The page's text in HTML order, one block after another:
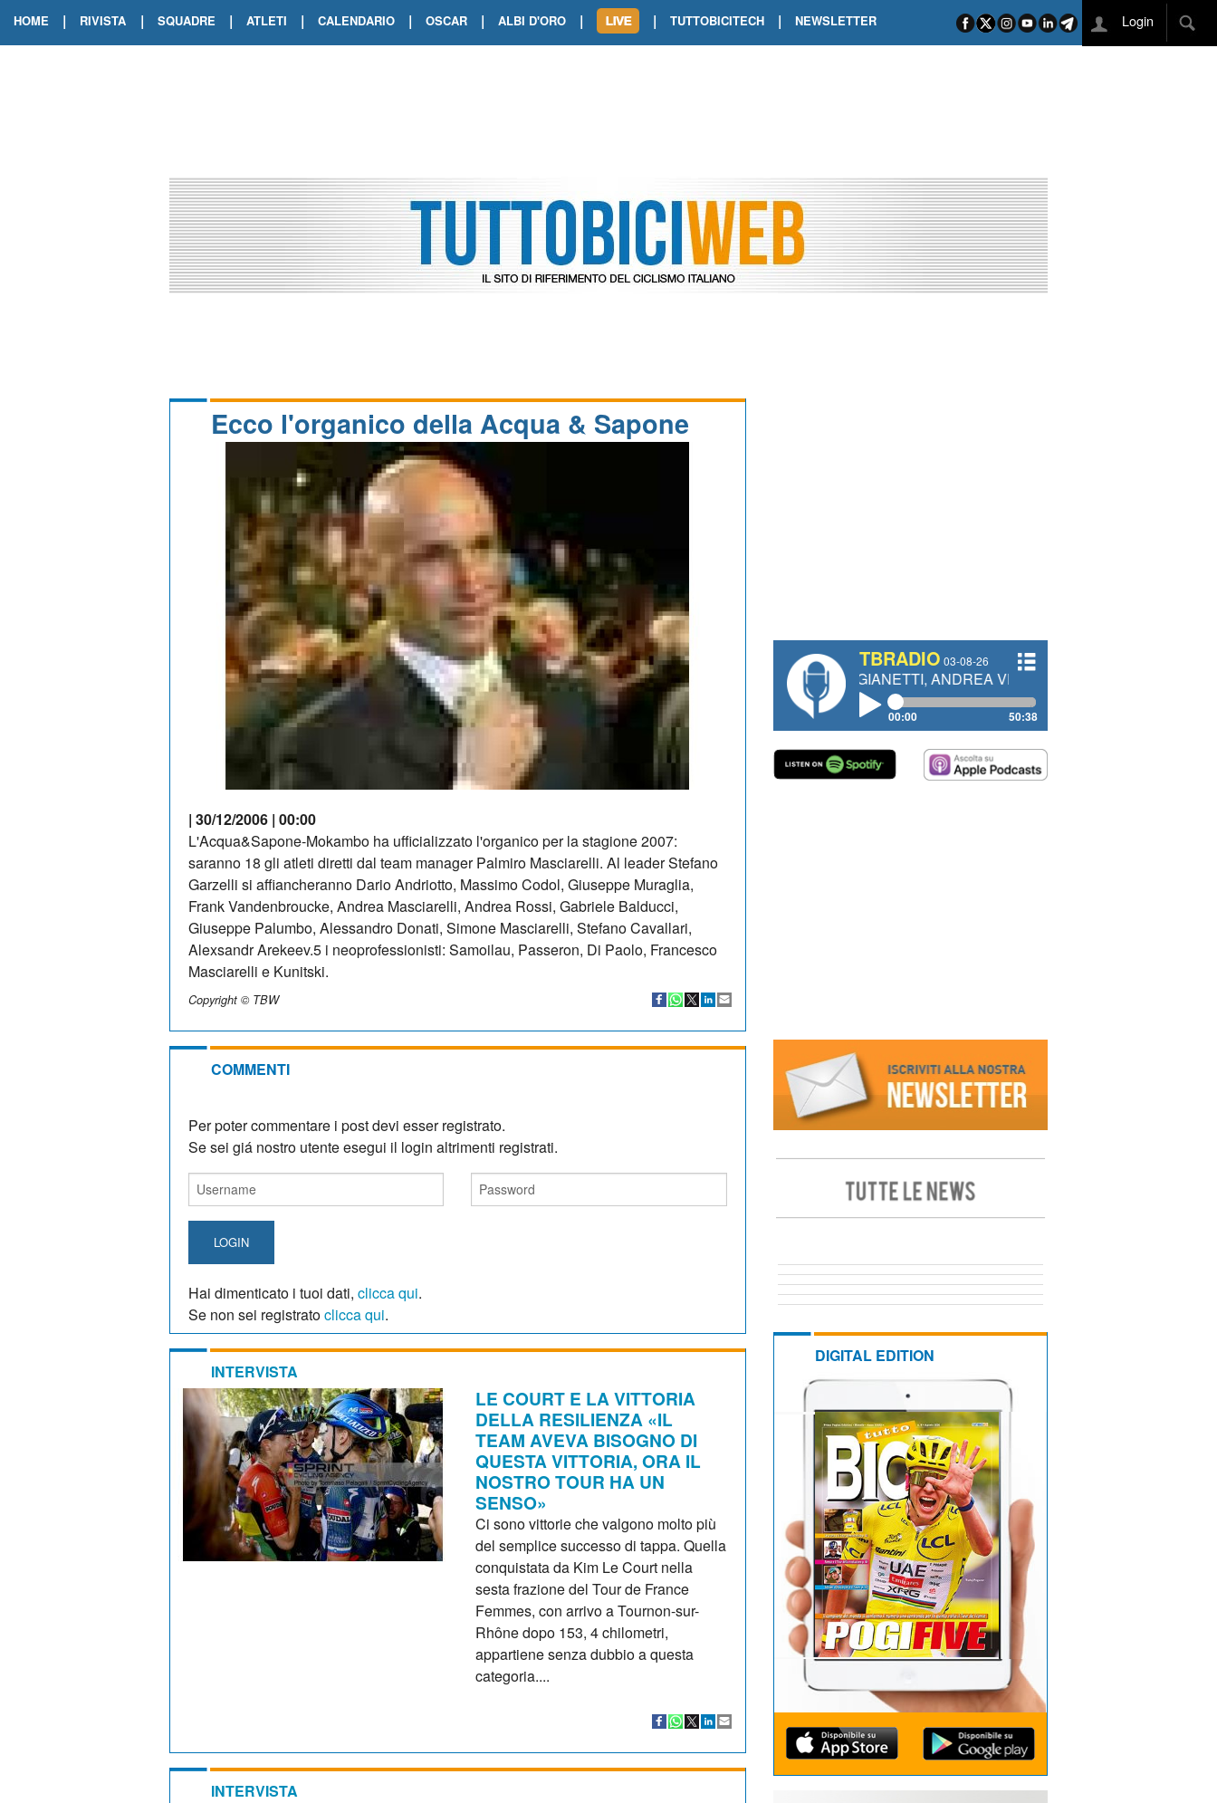
HOME | RIVISTA | SQUADRE | ATLETI | CALENDARIO | OSCAR | ALBI D'ORO |
TOUR DE FRANCE. ORCIERES-MERLETTE INCORONA CARAPAZ
TOUR DE FRANCE. A VOIRON TRIONFO DI PHILIPSEN SU SCHMID E KOOIJ
| TUTTOBICITECH | NEWSLETTER Login
Ecco l'organico della Acqua & Sapone
| 30/12/2006 | 00:00
L'Acqua&Sapone-Mokambo ha ufficializzato l'organico per la stagione 2007:
saranno 18 gli atleti diretti dal team manager Palmiro Masciarelli. Al leader Stefano
Garzelli si affiancheranno Dario Andriotto, Massimo Codol, Giuseppe Muraglia,
Frank Vandenbroucke, Andrea Masciarelli, Andrea Rossi, Gabriele Balducci,
Giuseppe Palumbo, Alessandro Donati, Simone Masciarelli, Stefano Cavallari,
Alexsandr Arekeev.5 i neoprofessionisti: Samoilau, Passeron, Di Paolo, Francesco
Masciarelli e Kunitski.
Copyright © TBW
COMMENTI
Per poter commentare i post devi esser registrato.
Se sei giá nostro utente esegui il login altrimenti registrati.
LOGIN
Hai dimenticato i tuoi dati, clicca qui.
Se non sei registratoclicca qui.
INTERVISTA
LE COURT E LA VITTORIA
DELLA RESILIENZA «IL
TEAM AVEVA BISOGNO DI
QUESTA VITTORIA, ORA IL
NOSTRO TOUR HA UN
SENSO»
Ci sono vittorie che valgono molto più
del semplice successo di tappa. Quella
conquistata da Kim Le Court nella
sesta frazione del Tour de France
Femmes, con arrivo a Tournon-sur-
Rhône dopo 153, 4 chilometri,
appartiene senza dubbio a questa
categoria....
INTERVISTA
TBRADIO 03-08-26
#334 CHARLY WEGELIUS, MAURO GIANETTI, ANDREA VENDRAME, FILIPPO FIORELLI
00:00 50:38
DIGITAL EDITION